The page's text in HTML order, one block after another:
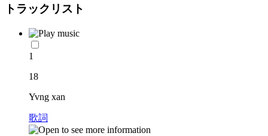
トラックリスト
1
18
Yvng xan
歌詞